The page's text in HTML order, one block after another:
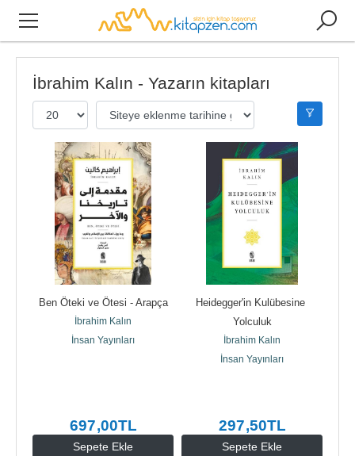
İbrahim Kalın - Yazarın kitapları
Sepete Ekle
Ben Öteki ve Ötesi - Arapça
İbrahim Kalın
İnsan Yayınları
697,00TL
Sepete Ekle
Heidegger'in Kulübesine
Yolculuk
İbrahim Kalın
İnsan Yayınları
297,50TL